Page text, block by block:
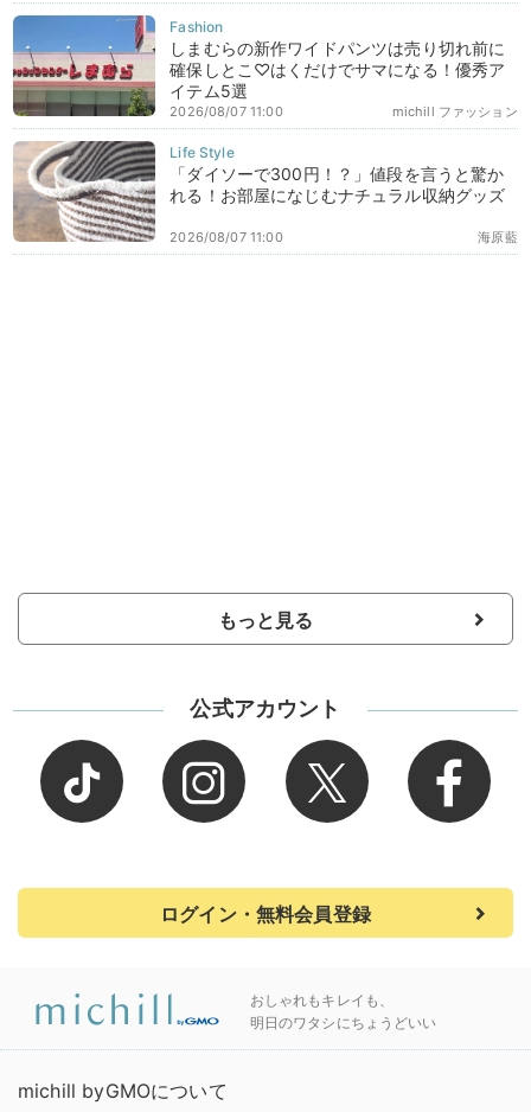
しまむらの新作ワイドパンツは売り切れ前に
確保しとこ♡はくだけでサマになる！優秀ア
イテム5選
michill ファッション
2026/08/07 11:00
「ダイソーで300円！？」値段を言うと驚か
れる！お部屋になじむナチュラル収納グッズ
海原藍
2026/08/07 11:00
もっと見る
公式アカウント
ログイン・無料会員登録
おしゃれもキレイも、
明日のワタシにちょうどいい
michill byGMOについて